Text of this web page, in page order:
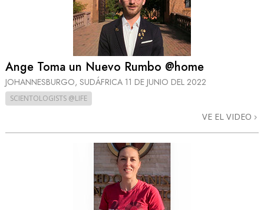
Ange Toma un Nuevo Rumbo @home
JOHANNESBURGO, SUDÁFRICA 11 DE JUNIO DEL 2022
SCIENTOLOGISTS @LIFE
VE EL VIDEO